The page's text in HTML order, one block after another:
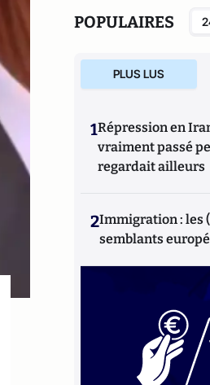
POPULAIRES
PLUS LUS
1Répression en
vraiment passé
regardait ailleurs
2Immigration : les
semblants